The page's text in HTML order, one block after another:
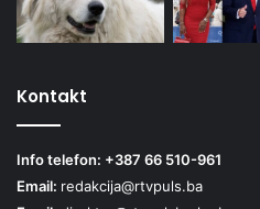
Kontakt
Info telefon: +387 66 510-961
Email: redakcija@rtvpuls.ba